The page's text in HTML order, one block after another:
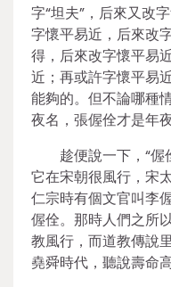
字“坦夫”，后來又改
字懷平易近，后來改
得，后來改字懷平易
近；再或許字懷平易
能夠的。但不論哪種
夜名，張偓佺才是年夜
趁便說一下，“
它在宋朝很風行，宋
仁宗時有個文官叫李
偓佺。那時人們之所
教風行，而道教傳說
堯舜時代，聽說壽命